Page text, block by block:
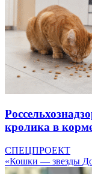
кролика в
СПЕЦПРОЕКТ
«Кошки — звезды